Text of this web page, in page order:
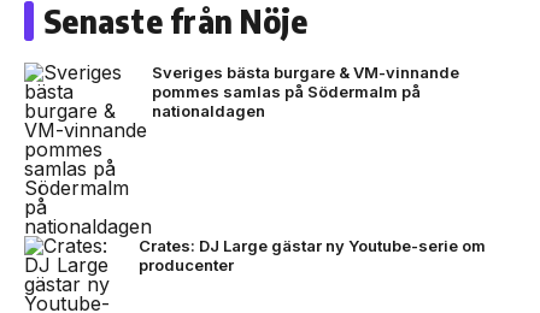
Senaste från Nöje
Sveriges bästa burgare & VM-vinnande
pommes samlas på Södermalm på
nationaldagen
Crates: DJ Large gästar ny Youtube-serie om
producenter